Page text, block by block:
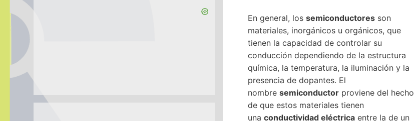
En general, los semiconductores son
materiales, inorgánicos u orgánicos, que
tienen la capacidad de controlar su
conducción dependiendo de la estructura
química, la temperatura, la iluminación y la
presencia de dopantes. El
nombre semiconductor proviene del hecho
de que estos materiales tienen
una conductividad eléctrica entre la de un